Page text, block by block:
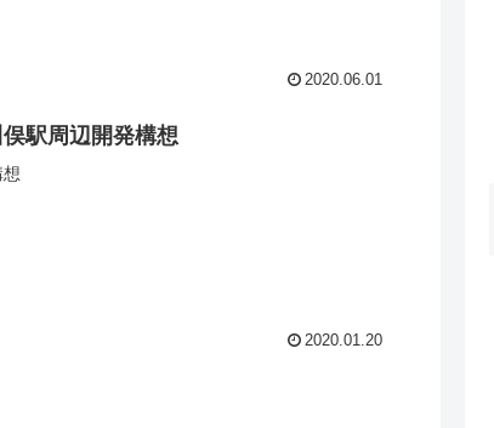
2020.06.01
駅周辺開発構想
2020.01.20